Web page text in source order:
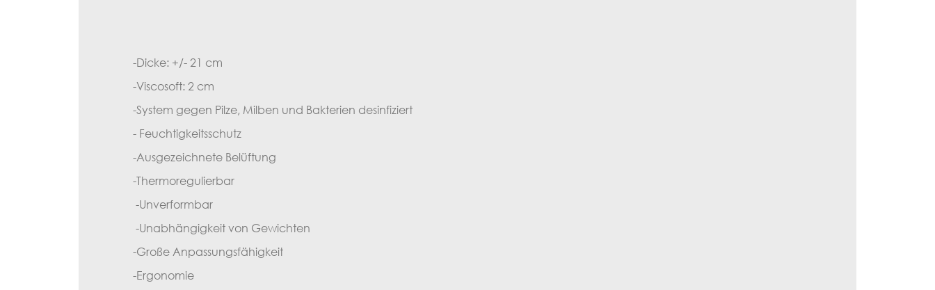
-Dicke: +/- 21 cm
-Viscosoft: 2 cm
-System gegen Pilze, Milben und Bakterien desinfiziert
- Feuchtigkeitsschutz
-Ausgezeichnete Belüftung
-Thermoregulierbar
-Unverformbar
-Unabhängigkeit von Gewichten
-Große Anpassungsfähigkeit
-Ergonomie